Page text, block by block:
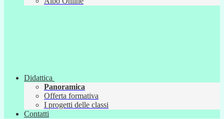
Didattica
Panoramica
Offerta formativa
I progetti delle classi
Contatti